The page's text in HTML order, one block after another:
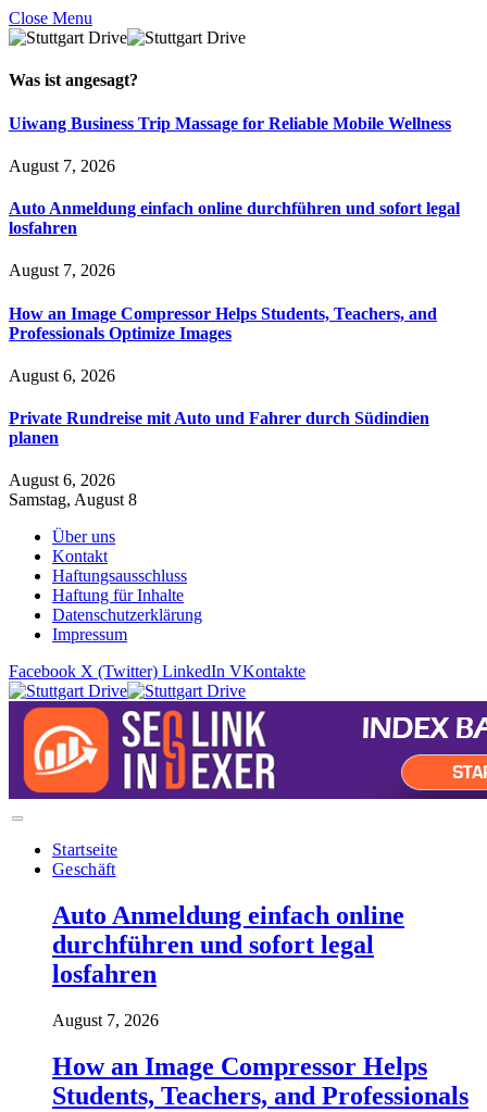
Close Menu
Was ist angesagt?
Uiwang Business Trip Massage for Reliable Mobile Wellness
August 7, 2026
Auto Anmeldung einfach online durchführen und sofort legal
losfahren
August 7, 2026
How an Image Compressor Helps Students, Teachers, and
Professionals Optimize Images
August 6, 2026
Private Rundreise mit Auto und Fahrer durch Südindien
planen
August 6, 2026
Samstag, August 8
Über uns
Kontakt
Haftungsausschluss
Haftung für Inhalte
Datenschutzerklärung
Impressum
Facebook X (Twitter) LinkedIn VKontakte
Startseite
Geschäft
Auto Anmeldung einfach online
durchführen und sofort legal
losfahren
August 7, 2026
How an Image Compressor Helps
Students, Teachers, and Professionals